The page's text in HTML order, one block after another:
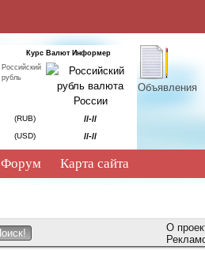
Курс Валют Информер
Российский
рубль
(RUB) //-//
(USD) //-//
Объявления
Форум Карта сайта
О